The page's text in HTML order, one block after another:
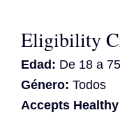
Eligibility
Edad: De 18 a
Género: Todos
Accepts